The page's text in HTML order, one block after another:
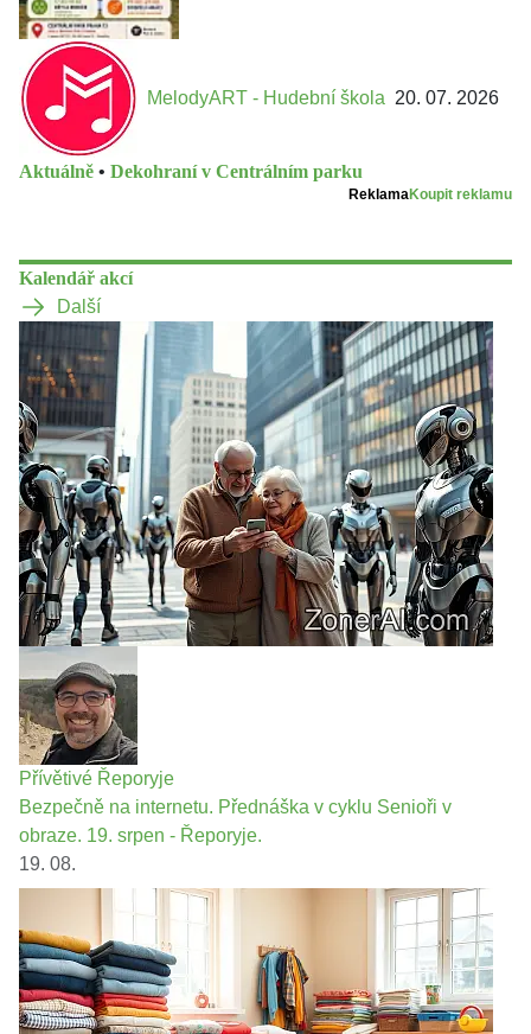
MelodyART - Hudební škola 20. 07. 2026
Aktuálně • Dekohraní v Centrálním parku
ReklamaKoupit reklamu
Kalendář akcí
Další
Přívětivé Řeporyje
Bezpečně na internetu. Přednáška v cyklu Senioři v
obraze. 19. srpen - Řeporyje.
19. 08.